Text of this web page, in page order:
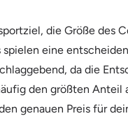
die Größe des
eine
da die
den größten Anteil
genauen Preis für